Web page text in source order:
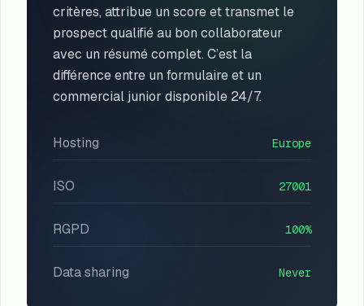
critères, attribue un score et transmet le
prospect qualifié au bon collaborateur
avec un résumé complet. C’est la
différence entre un formulaire et un
commercial junior disponible 24/7.
Hosting Europe
ISO 27001
RGPD 100%
Data sharing Never